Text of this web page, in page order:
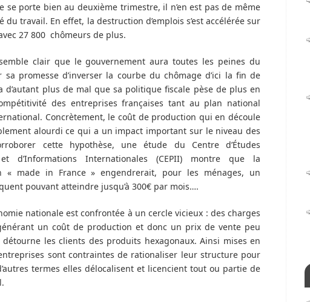
se porte bien au deuxième trimestre, il n’en est pas de même
du travail. En effet, la destruction d’emplois s’est accélérée sur
27 800 chômeurs de plus.
clair que le gouvernement aura toutes les peines du
sa promesse d’inverser la courbe du chômage d’ici la fin de
d’autant plus de mal que sa politique fiscale pèse de plus en
des entreprises françaises tant au plan national
Concrètement, le coût de production qui en découle
alourdi ce qui a un impact important sur le niveau des
cette hypothèse, une étude du Centre d’Études
et d’Informations Internationales (CEPII) montre que la
« made in France » engendrerait, pour les ménages, un
pouvant atteindre jusqu’à 300€ par mois….
nationale est confrontée à un cercle vicieux : des charges
un coût de production et donc un prix de vente peu
les clients des produits hexagonaux. Ainsi mises en
sont contraintes de rationaliser leur structure pour
termes elles délocalisent et licencient tout ou partie de